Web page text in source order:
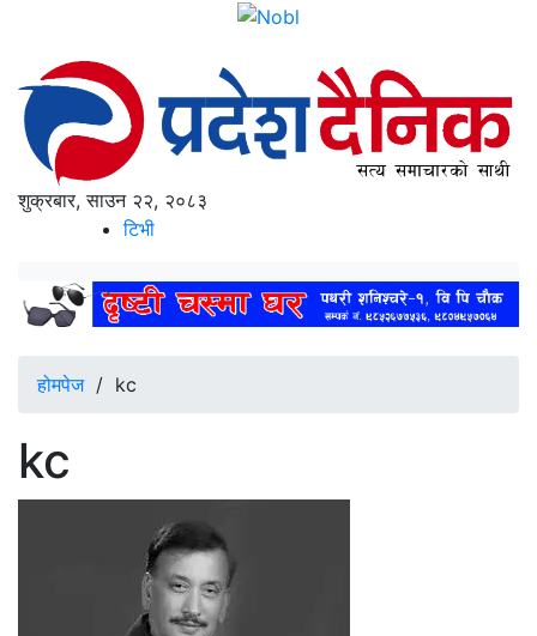
शुक्रबार, साउन २२, २०८३
टिभी
होमपेज/ kc
kc